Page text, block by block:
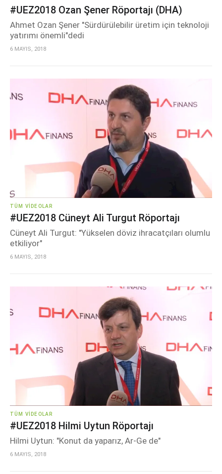
#UEZ2018 Ozan Şener Röportajı (DHA)
Ahmet Ozan Şener "Sürdürülebilir üretim için teknoloji
yatırımı önemli"dedi
6 MAYIS, 2018
TÜM VIDEOLAR
#UEZ2018 Cüneyt Ali Turgut Röportajı
Cüneyt Ali Turgut: "Yükselen döviz ihracatçıları olumlu
etkiliyor"
6 MAYIS, 2018
TÜM VIDEOLAR
#UEZ2018 Hilmi Uytun Röportajı
Hilmi Uytun: "Konut da yaparız, Ar-Ge de"
6 MAYIS, 2018